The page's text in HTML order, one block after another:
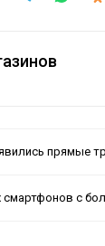
прямые
смартфонов с